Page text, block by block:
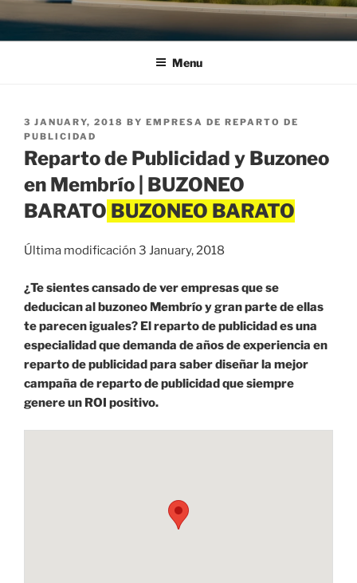
Menu
POSTED
ON
3 JANUARY, 2018 BY EMPRESA DE REPARTO DE
PUBLICIDAD
Reparto de Publicidad y Buzoneo
en Membrío | BUZONEO
BARATO
Última modificación 3 January, 2018
¿Te sientes cansado de ver empresas que se
deducican al buzoneo Membrío y gran parte de ellas
te parecen iguales? El reparto de publicidad es una
especialidad que demanda de años de experiencia en
reparto de publicidad para saber diseñar la mejor
campaña de reparto de publicidad que siempre
genere un ROI positivo.